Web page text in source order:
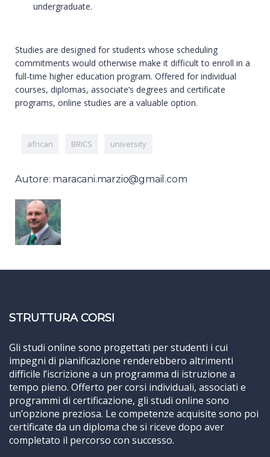
undergraduate.
Studies are designed for students whose scheduling
commitments would otherwise make it difficult to enroll in a
full-time higher education program. Offered for individual
courses, diplomas, associate’s degrees and certificate
programs, online studies are a valuable option.
african BRICS university
Autore: maracani.marzio@gmail.com
STRUTTURA CORSI
Gli studi online sono progettati per studenti i cui
impegni di pianificazione renderebbero altrimenti
difficile l’iscrizione a un programma di istruzione a
tempo pieno. Offerto per corsi individuali, associati e
programmi di certificazione, gli studi online sono
un’opzione preziosa. Le competenze acquisite sono poi
certificate da un diploma che si riceve dopo aver
completato il percorso con successo.